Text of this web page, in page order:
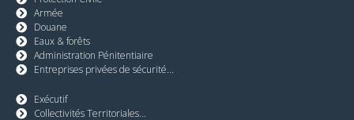
Armée
Douane
Eaux & forêts
Administration Pénitentiaire
Entreprises privées de sécurité...
Exécutif
Collectivités Territoriales...